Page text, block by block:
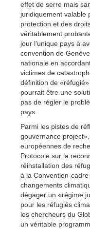
effet de serre mais
juridiquement valable
protection et des
véritablement
jour l’unique pays à
convention de
nationale en
victimes de
définition de
pourrait être une
pas de régler le
pays.
Parmi les pistes de
gouvernance
européennes de
Protocole sur la
réinstallation des
à la Convention-
changements
dégager un «régime
pour les réfugiés
les chercheurs du
un véritable